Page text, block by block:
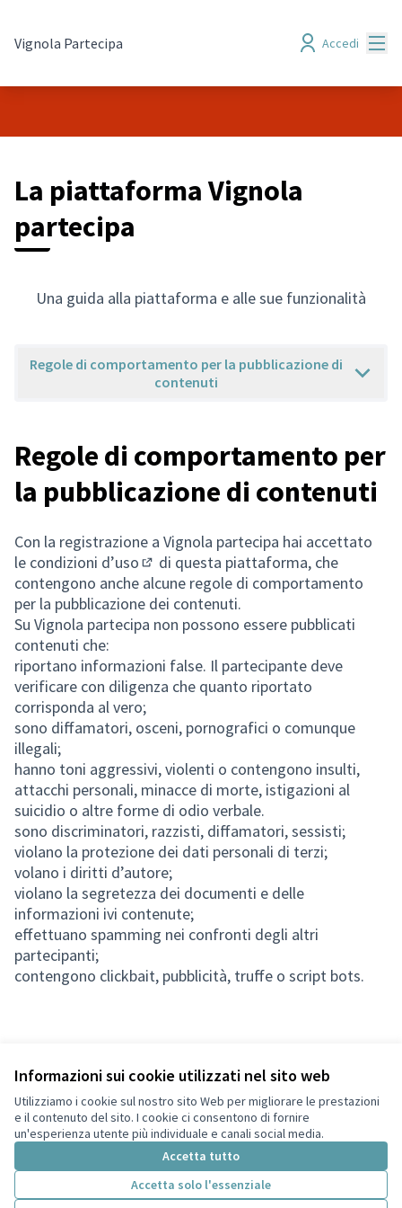
Informazioni sui cookie utilizzati nel sito web
Utilizziamo i cookie sul nostro sito Web per migliorare le prestazioni
e il contenuto del sito. I cookie ci consentono di fornire
un'esperienza utente più individuale e canali social media.
Accetta tutto
Accetta solo l'essenziale
Vignola Partecipa Accedi
La piattaforma Vignola
partecipa
Una guida alla piattaforma e alle sue funzionalità
Regole di comportamento per la pubblicazione di
contenuti
Regole di comportamento per
la pubblicazione di contenuti
Con la registrazione a Vignola partecipa hai accettato
le condizioni d’uso
(Si apre in una nuova scheda)
di questa piattaforma, che
contengono anche alcune regole di comportamento
per la pubblicazione dei contenuti.
Su Vignola partecipa non possono essere pubblicati
contenuti che:
riportano informazioni false. Il partecipante deve
verificare con diligenza che quanto riportato
corrisponda al vero;
sono diffamatori, osceni, pornografici o comunque
illegali;
hanno toni aggressivi, violenti o contengono insulti,
attacchi personali, minacce di morte, istigazioni al
suicidio o altre forme di odio verbale.
sono discriminatori, razzisti, diffamatori, sessisti;
violano la protezione dei dati personali di terzi;
volano i diritti d’autore;
violano la segretezza dei documenti e delle
informazioni ivi contenute;
effettuano spamming nei confronti degli altri
partecipanti;
contengono clickbait, pubblicità, truffe o script bots.
Termini di servizio
Impostazioni dei cookie
Italiano
Choose languageScegli la lingua
Licenza